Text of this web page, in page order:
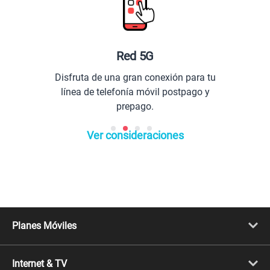
Planes Móviles
Línea Nueva
Internet & TV